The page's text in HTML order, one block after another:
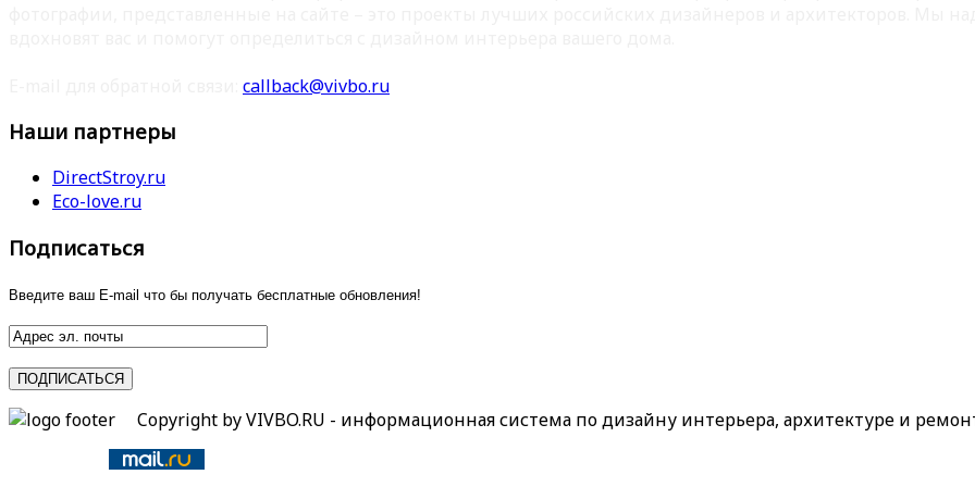
callback@vivbo.ru
Наши партнеры
DirectStroy.ru
Eco-love.ru
Подписаться
Введите ваш E-mail что бы получать бесплатные обновления!
Copyright by VIVBO.RU - информационная система по дизайну интерьера, архитектуре и